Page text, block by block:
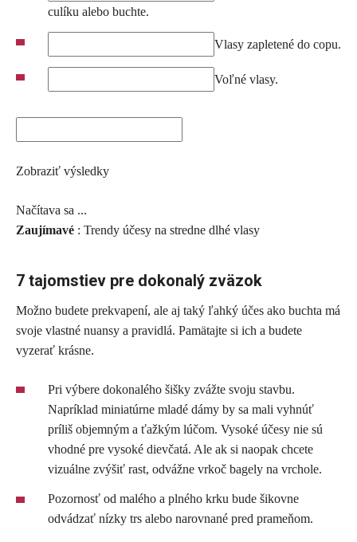
culíku alebo buchte.
Vlasy zapletené do copu.
Voľné vlasy.
Zobraziť výsledky
Načítava sa ...
Zaujímavé : Trendy účesy na stredne dlhé vlasy
7 tajomstiev pre dokonalý zväzok
Možno budete prekvapení, ale aj taký ľahký účes ako buchta má
svoje vlastné nuansy a pravidlá. Pamätajte si ich a budete
vyzerať krásne.
Pri výbere dokonalého šišky zvážte svoju stavbu.
Napríklad miniatúrne mladé dámy by sa mali vyhnúť
príliš objemným a ťažkým lúčom. Vysoké účesy nie sú
vhodné pre vysoké dievčatá. Ale ak si naopak chcete
vizuálne zvýšiť rast, odvážne vrkoč bagely na vrchole.
Pozornosť od malého a plného krku bude šikovne
odvádzať nízky trs alebo narovnané pred prameňom.